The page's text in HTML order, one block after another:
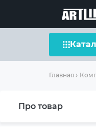
Главная
Про товар